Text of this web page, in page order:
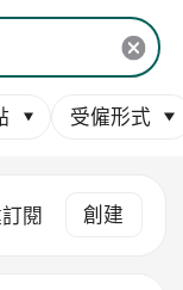
受僱形式
閱 創建